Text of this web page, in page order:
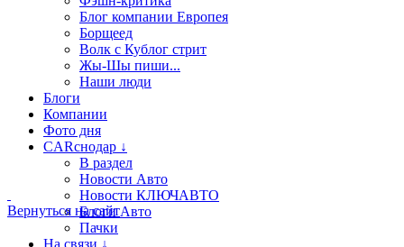
Вернуться на сайт
Блог компании Европея
Борщеед
Волк с Кублог стрит
Жы-Шы пиши...
Наши люди
Блоги
Компании
Фото дня
CARснодар ↓
В раздел
Новости Авто
Новости КЛЮЧАВТО
Блоги Авто
Пачки
На связи ↓